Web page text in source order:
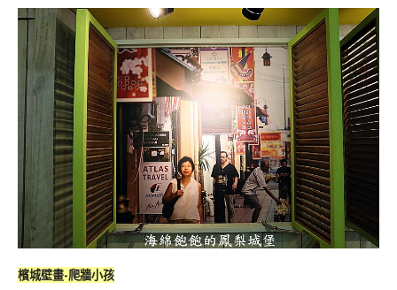
檳城壁畫-爬牆小孩